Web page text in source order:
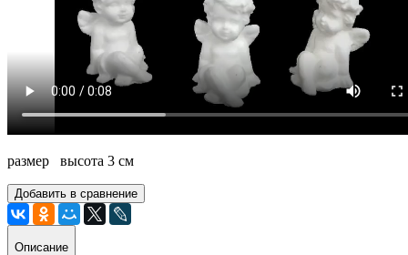
размер высота 3 см
Добавить в сравнение
Описание